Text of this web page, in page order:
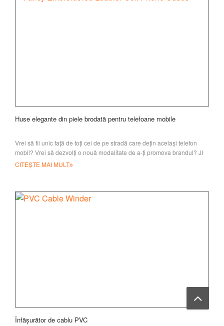
Huse elegante din piele brodată pentru telefoane mobile
Vrei să fii unic față de toți cei de pe stradă care dețin același telefon
mobil? Vrei să dezvolți o nouă modalitate de a-ți promova brandul? JI
CITEȘTE MAI MULT
Înfășurător de cablu PVC